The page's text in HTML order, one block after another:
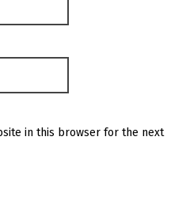
in this browser for the next